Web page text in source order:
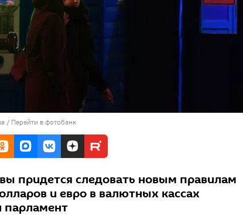
/ Перейти в фотобанк
придется следовать новым правилам
и евро в валютных кассах
парламент